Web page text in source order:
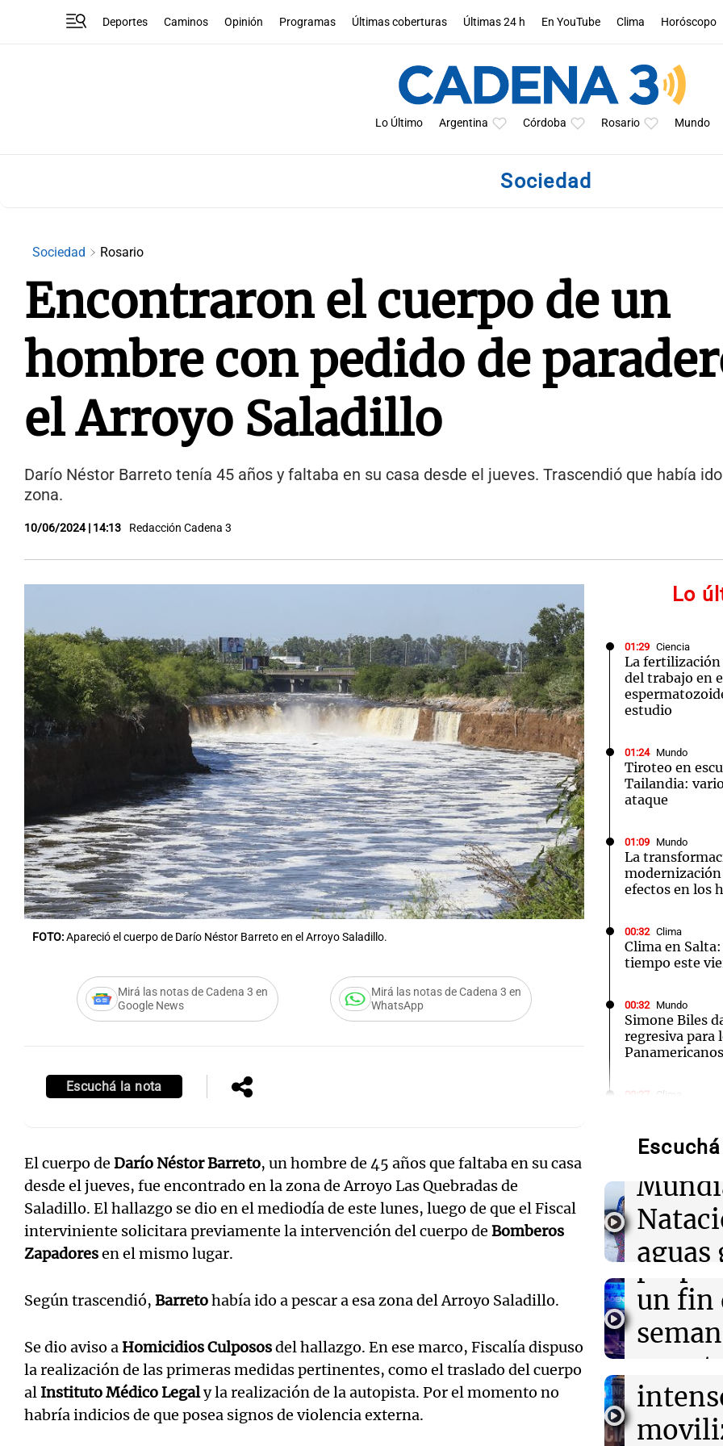
Deportes Caminos Opinión Programas Últimas coberturas Últimas 24 h En YouTube Clima Horóscopo
Lo Último Argentina Córdoba Rosario Mundo
Sociedad
Sociedad Rosario
Encontraron el cuerpo de un
hombre con pedido de
el Arroyo Saladillo
Darío Néstor Barreto tenía 45 años y faltaba en su casa desde el jueves. Trascendió que había
zona.
10/06/2024 | 14:13 Redacción Cadena 3
FOTO:Apareció el cuerpo de Darío Néstor Barreto en el Arroyo Saladillo.
Mirá las notas de Cadena 3 en
Google News
Mirá las notas de Cadena 3 en
WhatsApp
Escuchá la nota
El cuerpo de Darío Néstor Barreto, un hombre de 45 años que faltaba en su casa
desde el jueves, fue encontrado en la zona de Arroyo Las Quebradas de
Saladillo. El hallazgo se dio en el mediodía de este lunes, luego de que el Fiscal
interviniente solicitara previamente la intervención del cuerpo de Bomberos
Zapadoresen el mismo lugar.
Según trascendió, Barretohabía ido a pescar a esa zona del Arroyo Saladillo.
Se dio aviso aHomicidios Culpososdel hallazgo. En ese marco, Fiscalía dispuso
la realización de las primeras medidas pertinentes, como el traslado del cuerpo
al Instituto Médico Legaly la realización de la autopista. Por el momento no
habría indicios de que posea signos de violencia externa.
Lo
01:29 Ciencia
La fertilización
del trabajo en
estudio
01:24 Mundo
Tiroteo en
Tailandia:
ataque
01:09 Mundo
La
modernización
efectos en los
00:32 Clima
Clima en
tiempo este
00:32 Mundo
Simone Biles
regresiva para
00:27 Clima
Clima en
el tiempo este
Clima en
00:11
Clima en
tiempo este
Audio.
aguas
frente
Turno
Audio.
un fin
y
ley de
Panorama
Audio.
Audio.
el
Notas
Editorial
Notas
Mundial 2026
Notas
La Sole en Cadena 3
Notas
El huracán de Arequito Cadena 3